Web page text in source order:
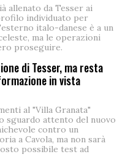
allenato da Tesser ai
individuato per
italo-danese è a un
ma le operazioni
proseguire.
di Tesser, ma resta
in vista
al "Villa Granata"
sguardo attento del nuovo
contro un
a Cavola, ma non sarà
possibile test ad